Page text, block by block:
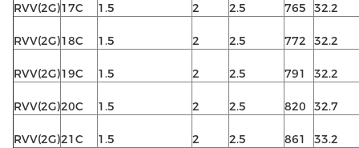
RVV(2G)17C 1.5 2 2.5 765 32.2
RVV(2G)18C 1.5 2 2.5 772 32.2
RVV(2G)19C 1.5 2 2.5 791 32.2
RVV(2G)20C 1.5 2 2.5 820 32.7
RVV(2G)21C 1.5 2 2.5 861 33.2